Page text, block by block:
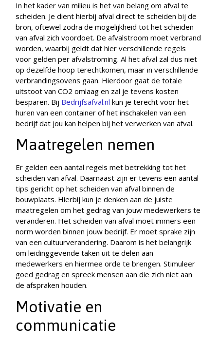
In het kader van milieu is het van belang om afval te
scheiden. Je dient hierbij afval direct te scheiden bij de
bron, oftewel zodra de mogelijkheid tot het scheiden
van afval zich voordoet. De afvalstroom moet verbrand
worden, waarbij geldt dat hier verschillende regels
voor gelden per afvalstroming. Al het afval zal dus niet
op dezelfde hoop terechtkomen, maar in verschillende
verbrandingsovens gaan. Hierdoor gaat de totale
uitstoot van CO2 omlaag en zal je tevens kosten
besparen. Bij Bedrijfsafval.nl kun je terecht voor het
huren van een container of het inschakelen van een
bedrijf dat jou kan helpen bij het verwerken van afval.
Maatregelen nemen
Er gelden een aantal regels met betrekking tot het
scheiden van afval. Daarnaast zijn er tevens een aantal
tips gericht op het scheiden van afval binnen de
bouwplaats. Hierbij kun je denken aan de juiste
maatregelen om het gedrag van jouw medewerkers te
veranderen. Het scheiden van afval moet immers een
norm worden binnen jouw bedrijf. Er moet sprake zijn
van een cultuurverandering. Daarom is het belangrijk
om leidinggevende taken uit te delen aan
medewerkers en hiermee orde te brengen. Stimuleer
goed gedrag en spreek mensen aan die zich niet aan
de afspraken houden.
Motivatie en
communicatie